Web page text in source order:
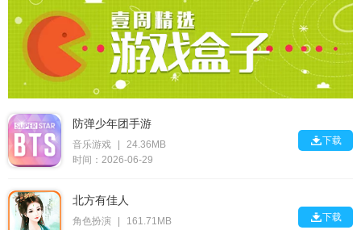
防弹少年团手游
音乐游戏
24.36MB
时间：2026-06-29
下载
北方有佳人
角色扮演
161.71MB
下载